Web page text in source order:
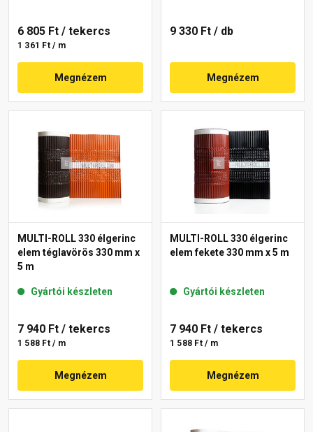
6 805 Ft / tekercs
1 361 Ft / m
Megnézem
9 330 Ft / db
Megnézem
MULTI-ROLL 330 élgerinc
elem téglavörös 330 mm x
5 m
Gyártói készleten
7 940 Ft / tekercs
1 588 Ft / m
Megnézem
MULTI-ROLL 330 élgerinc
elem fekete 330 mm x 5 m
Gyártói készleten
7 940 Ft / tekercs
1 588 Ft / m
Megnézem